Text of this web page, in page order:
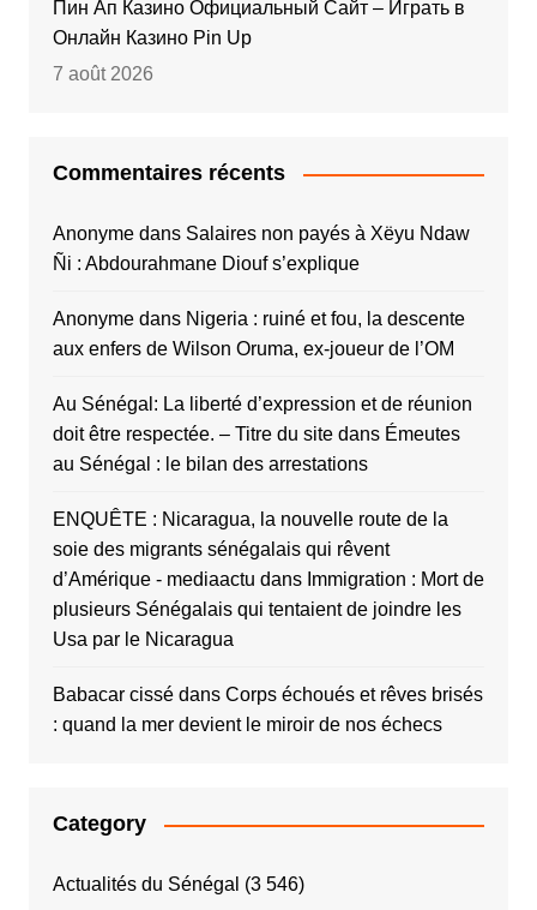
Пин Ап Казино Официальный Сайт – Играть в
Онлайн Казино Pin Up
7 août 2026
Commentaires récents
Anonymedans Salaires non payés à Xëyu Ndaw
Ñi : Abdourahmane Diouf s’explique
Anonymedans Nigeria : ruiné et fou, la descente
aux enfers de Wilson Oruma, ex-joueur de l’OM
Au Sénégal: La liberté d’expression et de réunion
doit être respectée. – Titre du sitedans Émeutes
au Sénégal : le bilan des arrestations
ENQUÊTE : Nicaragua, la nouvelle route de la
soie des migrants sénégalais qui rêvent
d’Amérique - mediaactu dans Immigration : Mort de
plusieurs Sénégalais qui tentaient de joindre les
Usa par le Nicaragua
Babacar cissédans Corps échoués et rêves brisés
: quand la mer devient le miroir de nos échecs
Category
Actualités du Sénégal (3 546)